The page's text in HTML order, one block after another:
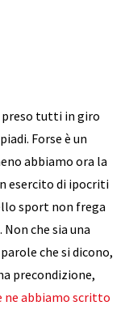
preso tutti in giro
Forse è un
abbiamo ora la
esercito di ipocriti
sport non frega
che sia una
che si dicono,
precondizione,
ne abbiamo scritto